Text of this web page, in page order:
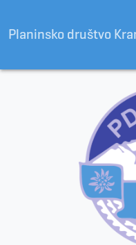
Planinsko društvo